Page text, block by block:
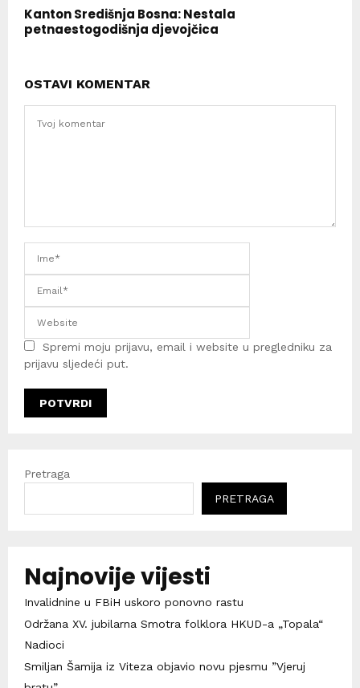
Kanton Središnja Bosna: Nestala
petnaestogodišnja djevojčica
OSTAVI KOMENTAR
Spremi moju prijavu, email i website u pregledniku za
prijavu sljedeći put.
Pretraga
PRETRAGA
Najnovije vijesti
Invalidnine u FBiH uskoro ponovno rastu
Održana XV. jubilarna Smotra folklora HKUD-a „Topala“
Nadioci
Smiljan Šamija iz Viteza objavio novu pjesmu ”Vjeruj